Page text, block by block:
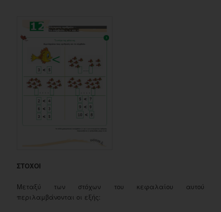
ΣΤΟΧΟΙ
Μεταξύ των στόχων του κεφαλαίου αυτού
περιλαμβάνονται οι εξής: